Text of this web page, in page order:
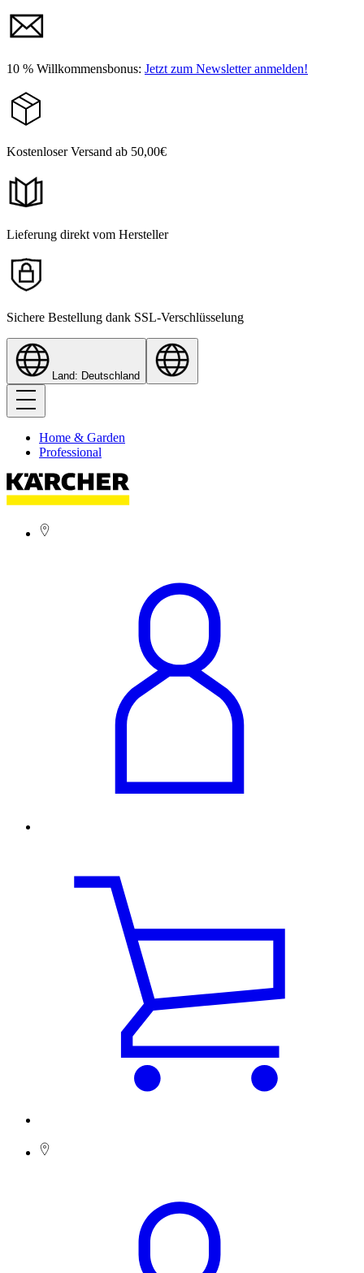
10 % Willkommensbonus: Jetzt zum Newsletter anmelden!
Kostenloser Versand ab 50,00€
Lieferung direkt vom Hersteller
Sichere Bestellung dank SSL-Verschlüsselung
Land: Deutschland
Home & Garden
Professional